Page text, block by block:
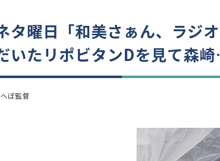
タ曜日「和美さぁん、ラジ
いたリポビタンDを見て
へぼ監督